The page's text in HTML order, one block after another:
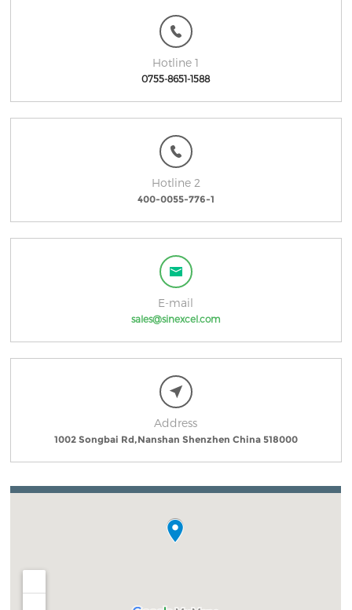
Hotline 1
0755-8651-1588
Hotline 2
400-0055-776-1
E-mail
sales@sinexcel.com
Address
1002 Songbai Rd,Nanshan Shenzhen China 518000